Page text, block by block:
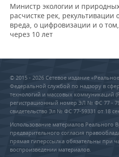
Министр экологии и
расчистке рек, рекультивации
вреда, о цифровизации и о
через 10 лет
© 2015 - 2026 Сетевое издание
Федеральной службой по надзору в
технологий и массовых коммуникаций
регистрационный номер ЭЛ № ФС 77 -
свидетельство Эл № ФС 77-59331 от 18
Использование материалов Реального
предварительного согласия
прямая гиперссылка обязательны при
воспроизведении материалов.